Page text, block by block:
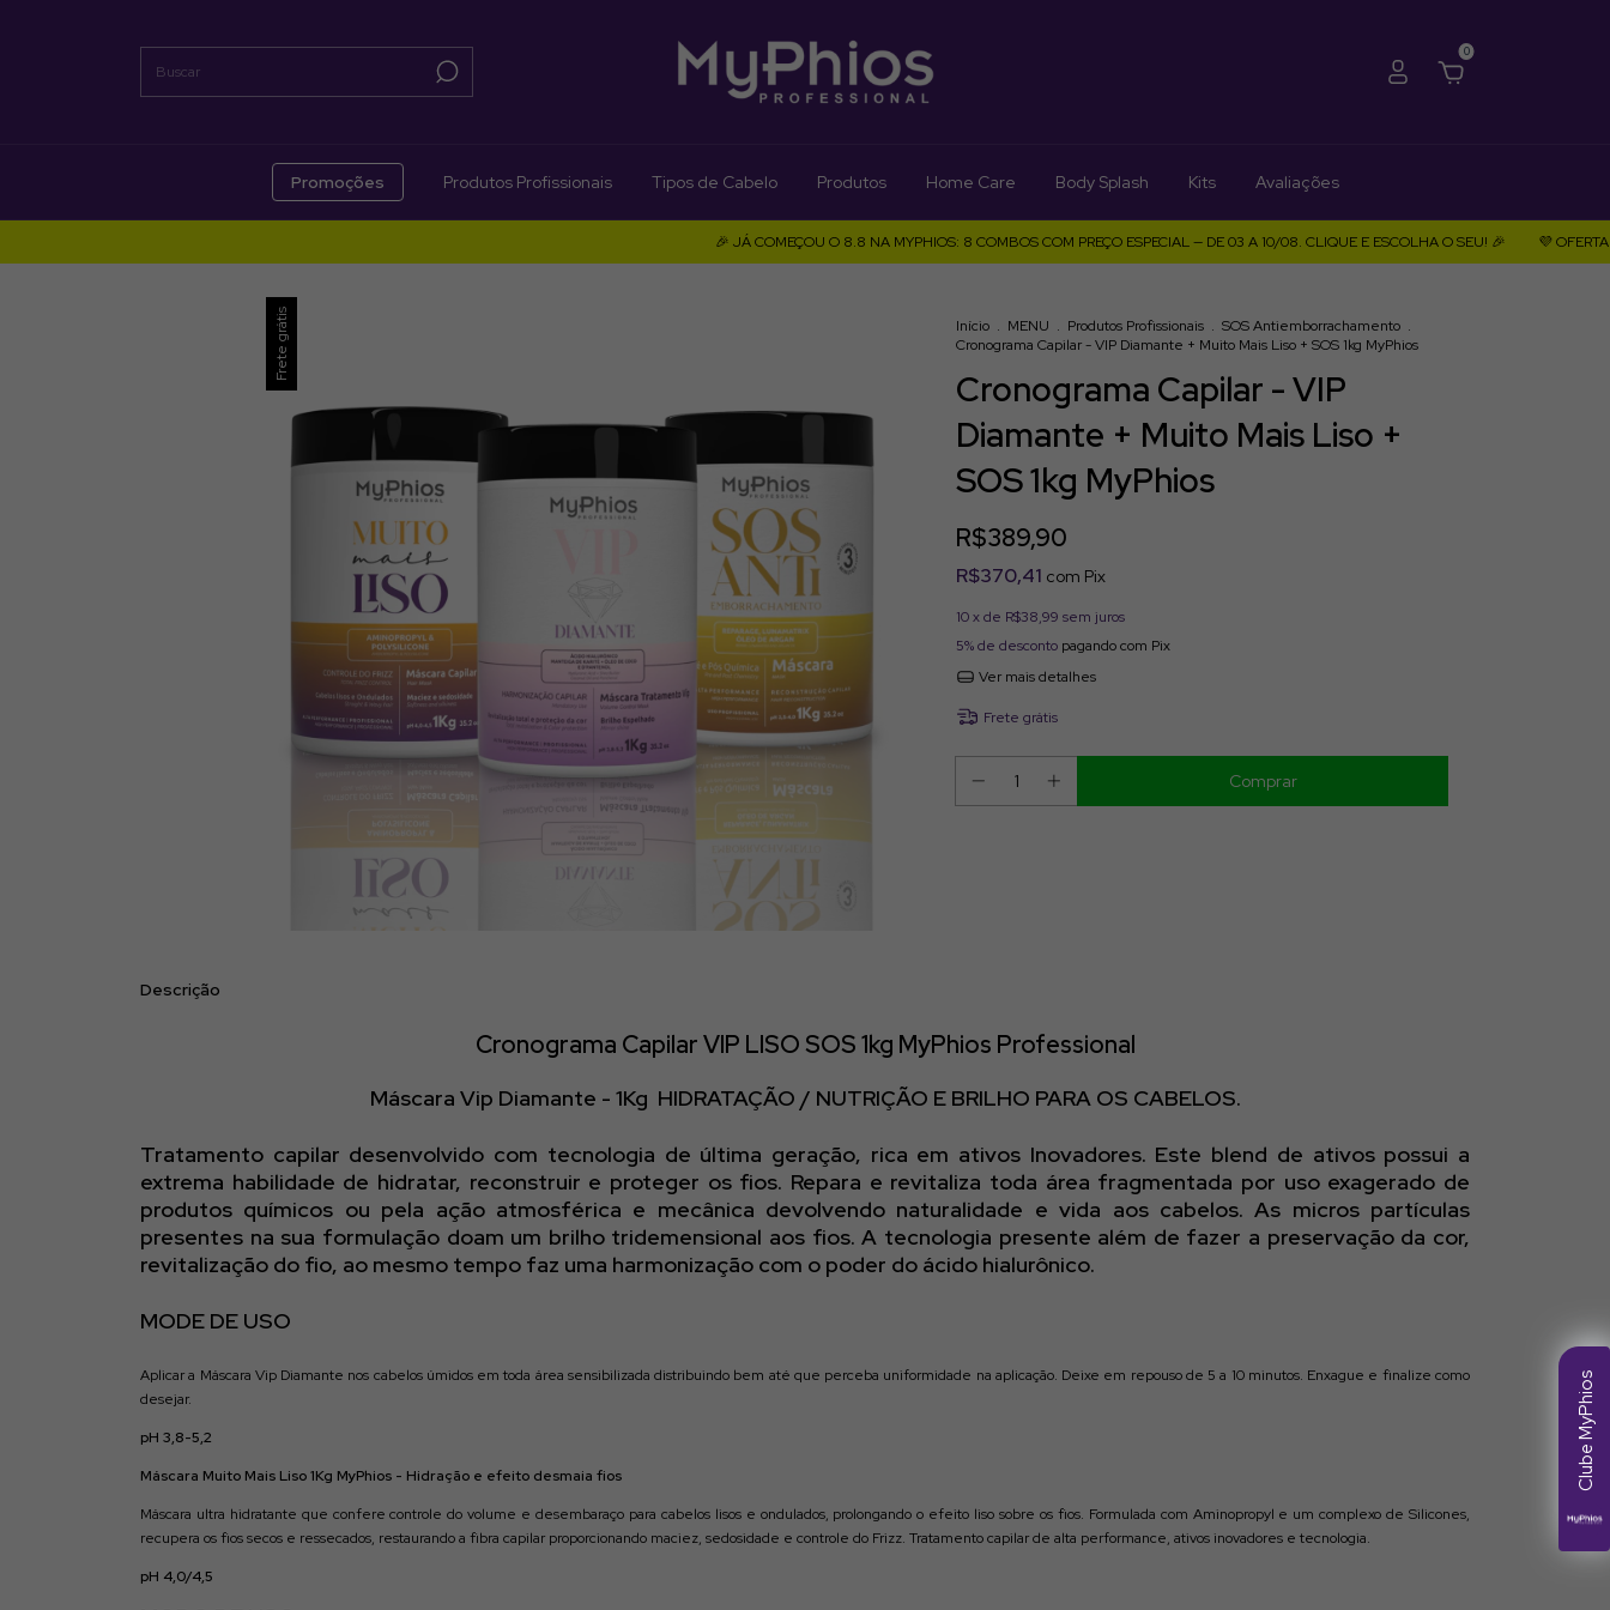
0
Promoções Produtos Profissionais Tipos de Cabelo Produtos Home Care Body Splash Kits Avaliações
🎉 JÁ COMEÇOU O 8.8 NA MYPHIOS: 8 COMBOS COM PREÇO ESPECIAL — DE 03 A 10/08. CLIQUE E ESCOLHA O SEU! 🎉 💜 OFERTA 8.8 —
Frete grátis Início . MENU . Produtos Profissionais . SOS Antiemborrachamento .
Cronograma Capilar - VIP Diamante + Muito Mais Liso + SOS 1kg MyPhios
Cronograma Capilar - VIP
Diamante + Muito Mais Liso +
SOS 1kg MyPhios
R$389,90
R$370,41 com Pix
10x de R$38,99 sem juros
5% de desconto pagando com Pix
Ver mais detalhes
Frete grátis
Descrição
Cronograma Capilar VIP LISO SOS 1kg MyPhios Professional
Máscara Vip Diamante - 1Kg HIDRATAÇÃO / NUTRIÇÃO E BRILHO PARA OS CABELOS.
Tratamento capilar desenvolvido com tecnologia de última geração, rica em ativos Inovadores. Este blend de ativos possui a
extrema habilidade de hidratar, reconstruir e proteger os fios. Repara e revitaliza toda área fragmentada por uso exagerado de
produtos químicos ou pela ação atmosférica e mecânica devolvendo naturalidade e vida aos cabelos. As micros partículas
presentes na sua formulação doam um brilho tridemensional aos fios. A tecnologia presente além de fazer a preservação da cor,
revitalização do fio, ao mesmo tempo faz uma harmonização com o poder do ácido hialurônico.
MODE DE USO
Aplicar a Máscara Vip Diamante nos cabelos úmidos em toda área sensibilizada distribuindo bem até que perceba uniformidade na aplicação. Deixe em repouso de 5 a 10 minutos. Enxague e finalize como
desejar.
pH 3,8-5,2
Máscara Muito Mais Liso 1Kg MyPhios - Hidração e efeito desmaia fios
Máscara ultra hidratante que confere controle do volume e desembaraço para cabelos lisos e ondulados, prolongando o efeito liso sobre os fios. Formulada com Aminopropyl e um complexo de Silicones,
recupera os fios secos e ressecados, restaurando a fibra capilar proporcionando maciez, sedosidade e controle do Frizz. Tratamento capilar de alta performance, ativos inovadores e tecnologia.
pH 4,0/4,5
Clube MyPhios